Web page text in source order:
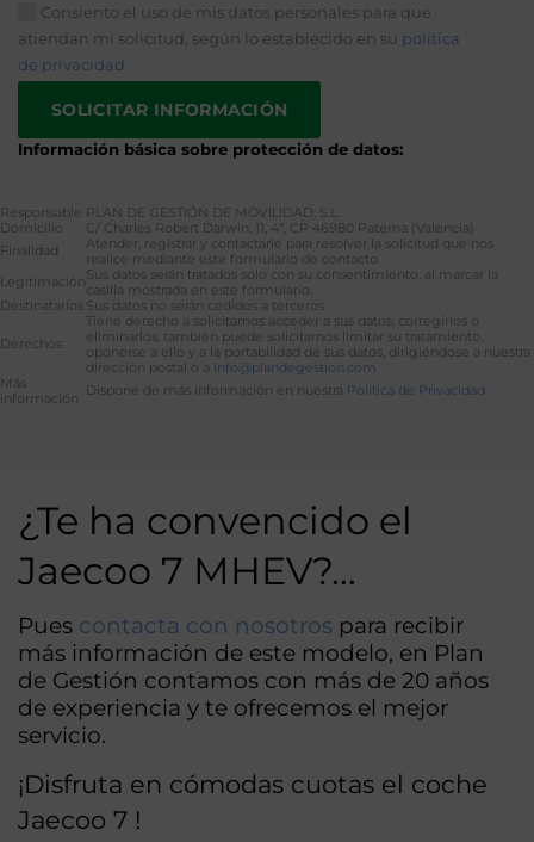
Consiento el uso de mis datos personales para que
atiendan mi solicitud, según lo establecido en su política
de privacidad
Información básica sobre protección de datos:
Responsable PLAN DE GESTIÓN DE MOVILIDAD, S.L.
Domicilio
C/ Charles Robert Darwin, 11, 4ª, CP 46980 Paterna (Valencia)
Finalidad
Atender, registrar y contactarle para resolver la solicitud que nos
realice mediante este formulario de contacto.
LegitimaciónSus datos serán tratados solo con su consentimiento, al marcar la
casilla mostrada en este formulario.
Destinatarios Sus datos no serán cedidos a terceros.
Derechos
Tiene derecho a solicitarnos acceder a sus datos, corregirlos o
eliminarlos, también puede solicitarnos limitar su tratamiento,
oponerse a ello y a la portabilidad de sus datos, dirigiéndose a nuestra
dirección postal o a info@plandegestion.com
Más
información Dispone de más información en nuestra Política de Privacidad
¿Te ha convencido el
Jaecoo 7 MHEV?…
Pues contacta con nosotros para recibir
más información de este modelo, en Plan
de Gestión contamos con más de 20 años
de experiencia y te ofrecemos el mejor
servicio.
¡Disfruta en cómodas cuotas el coche
Jaecoo 7 !